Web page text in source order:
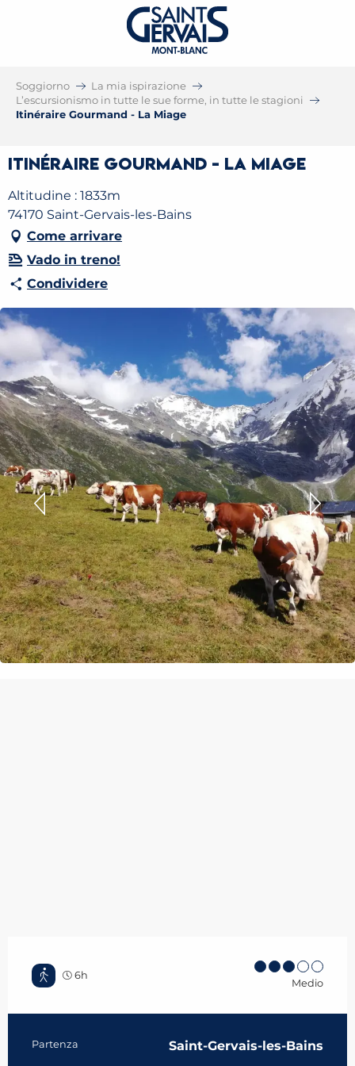
Soggiorno
La mia ispirazione
L’escursionismo in tutte le sue forme, in tutte le stagioni
Itinéraire Gourmand - La Miage
Itinéraire Gourmand - La Miage
Altitudine : 1833m
74170 Saint-Gervais-les-Bains
Come arrivare
Vado in treno!
Condividere
6h
Medio
Informazioni pratiche
Partenza Saint-Gervais-les-Bains